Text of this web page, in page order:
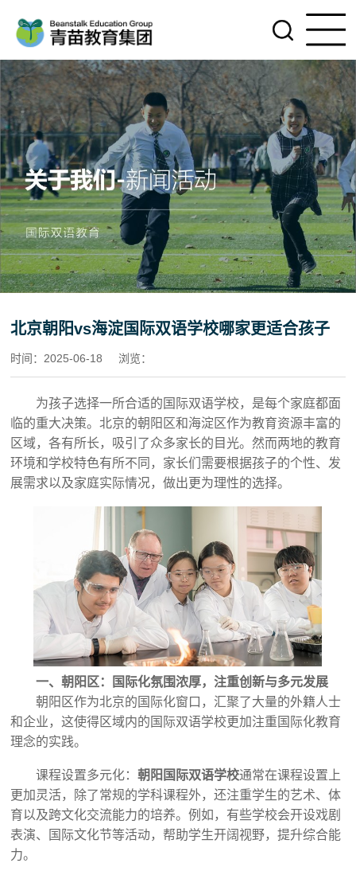
北京朝阳vs海淀国际双语学校哪家更适合孩子
时间：2025-06-18 浏览：
为孩子选择一所合适的国际双语学校，是每个家庭都面
临的重大决策。北京的朝阳区和海淀区作为教育资源丰富的
区域，各有所长，吸引了众多家长的目光。然而两地的教育
环境和学校特色有所不同，家长们需要根据孩子的个性、发
展需求以及家庭实际情况，做出更为理性的选择。
一、朝阳区：国际化氛围浓厚，注重创新与多元发展
朝阳区作为北京的国际化窗口，汇聚了大量的外籍人士
和企业，这使得区域内的国际双语学校更加注重国际化教育
理念的实践。
课程设置多元化：朝阳国际双语学校通常在课程设置上
更加灵活，除了常规的学科课程外，还注重学生的艺术、体
育以及跨文化交流能力的培养。例如，有些学校会开设戏剧
表演、国际文化节等活动，帮助学生开阔视野，提升综合能
力。